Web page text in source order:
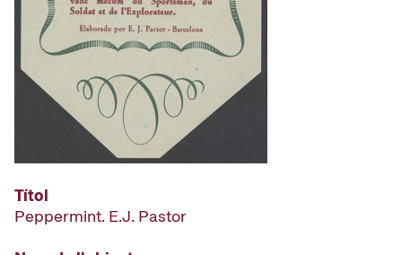
Títol
Peppermint. E.J. Pastor